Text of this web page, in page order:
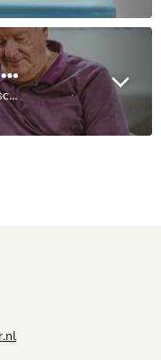
Koelbox of Koeltas
Welke oplossing voor uw geschikt is leest u hier verder!